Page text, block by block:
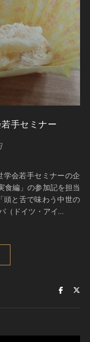
手セミナー
食編」の参加記を担当
頭と舌で味わう中世の
（ドイツ・アイ…